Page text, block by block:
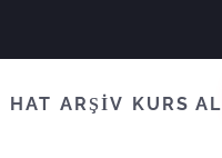
HAT ARŞİV KURS AL